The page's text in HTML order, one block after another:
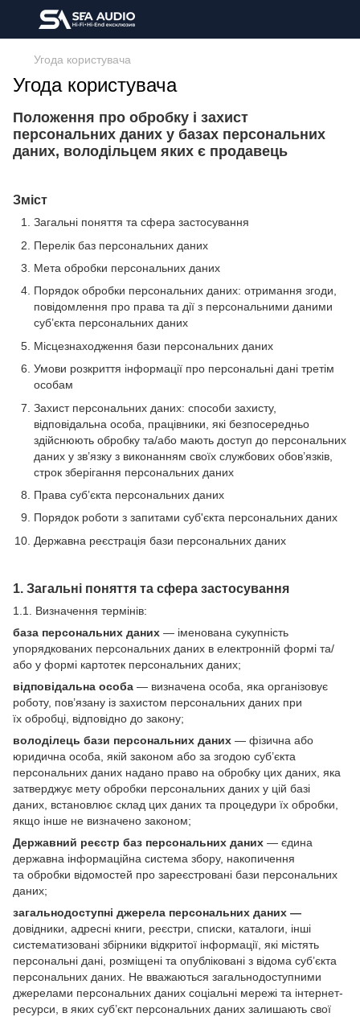
Угода користувача
Угода користувача
Положення про обробку і захист
персональних даних у базах персональних
даних, володільцем яких є продавець
Зміст
Загальні поняття та сфера застосування
Перелік баз персональних даних
Мета обробки персональних даних
Порядок обробки персональних даних: отримання згоди,
повідомлення про права та дії з персональними даними
суб’єкта персональних даних
Місцезнаходження бази персональних даних
Умови розкриття інформації про персональні дані третім
особам
Захист персональних даних: способи захисту,
відповідальна особа, працівники, які безпосередньо
здійснюють обробку та/або мають доступ до персональних
даних у зв’язку з виконанням своїх службових обов’язків,
строк зберігання персональних даних
Права суб’єкта персональних даних
Порядок роботи з запитами суб'єкта персональних даних
Державна реєстрація бази персональних даних
1. Загальні поняття та сфера застосування
1.1. Визначення термінів:
база персональних даних — іменована сукупність
упорядкованих персональних даних в електронній формі та/
або у формі картотек персональних даних;
відповідальна особа — визначена особа, яка організовує
роботу, пов’язану із захистом персональних даних при
їх обробці, відповідно до закону;
володілець бази персональних даних — фізична або
юридична особа, якій законом або за згодою суб’єкта
персональних даних надано право на обробку цих даних, яка
затверджує мету обробки персональних даних у цій базі
даних, встановлює склад цих даних та процедури їх обробки,
якщо інше не визначено законом;
Державний реєстр баз персональних даних — єдина
державна інформаційна система збору, накопичення
та обробки відомостей про зареєстровані бази персональних
даних;
загальнодоступні джерела персональних даних —
довідники, адресні книги, реєстри, списки, каталоги, інші
систематизовані збірники відкритої інформації, які містять
персональні дані, розміщені та опубліковані з відома суб’єкта
персональних даних. Не вважаються загальнодоступними
джерелами персональних даних соціальні мережі та інтернет-
ресурси, в яких суб’єкт персональних даних залишають свої